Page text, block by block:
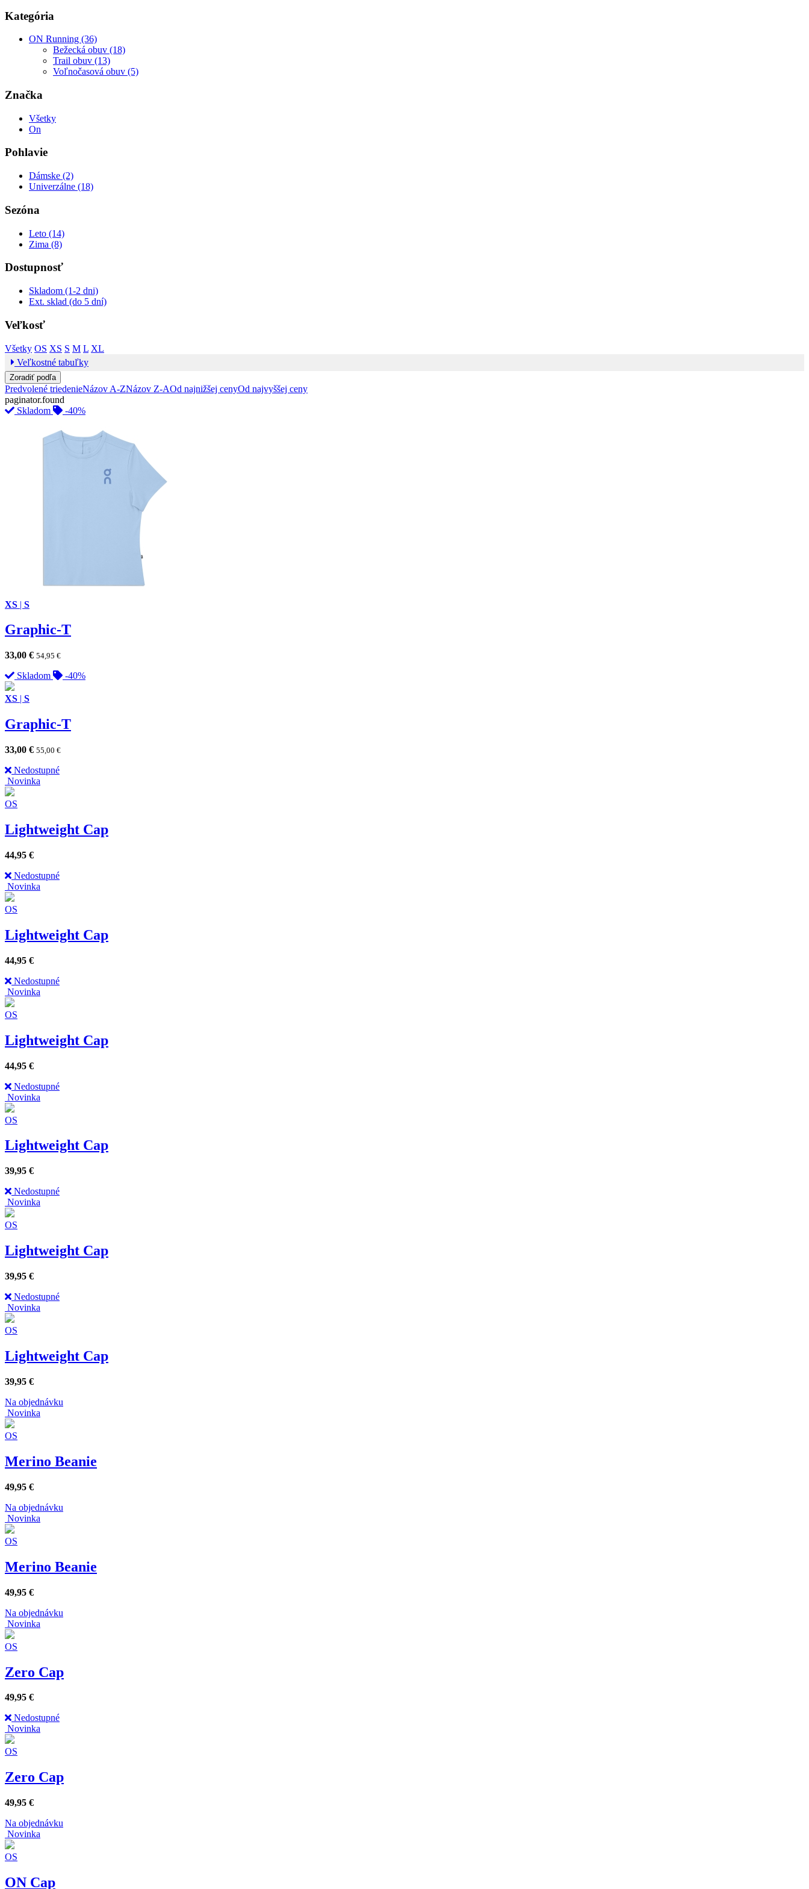
Kategória
ON Running (36)
Bežecká obuv (18)
Trail obuv (13)
Voľnočasová obuv (5)
Značka
Všetky
On
Pohlavie
Dámske (2)
Univerzálne (18)
Sezóna
Leto (14)
Zima (8)
Dostupnosť
Skladom (1-2 dni)
Ext. sklad (do 5 dní)
Veľkosť
Všetky OS XS S M L XL
Veľkostné tabuľky
Zoradiť podľa
Predvolené triedenieNázov A-ZNázov Z-AOd najnižšej cenyOd najvyššej ceny
paginator.found
Skladom
-40%
XS | S
Graphic-T
33,00 € 54,95 €
Skladom -40%
XS | S
Graphic-T
33,00 € 55,00 €
Nedostupné
Novinka
OS
Lightweight Cap
44,95 €
Nedostupné
Novinka
OS
Lightweight Cap
44,95 €
Nedostupné
Novinka
OS
Lightweight Cap
44,95 €
Nedostupné
Novinka
OS
Lightweight Cap
39,95 €
Nedostupné
Novinka
OS
Lightweight Cap
39,95 €
Nedostupné
Novinka
OS
Lightweight Cap
39,95 €
Na objednávku
Novinka
OS
Merino Beanie
49,95 €
Na objednávku
Novinka
OS
Merino Beanie
49,95 €
Na objednávku
Novinka
OS
Zero Cap
49,95 €
Nedostupné
Novinka
OS
Zero Cap
49,95 €
Na objednávku
Novinka
OS
ON Cap